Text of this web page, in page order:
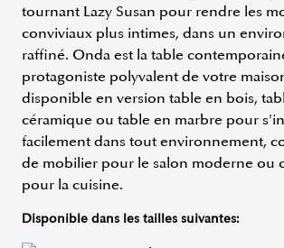
tournant Lazy Susan pour rendre les
conviviaux plus intimes, dans un
raffiné. Onda est la table
protagoniste polyvalent de votre
disponible en version table en bois,
céramique ou table en marbre pour
facilement dans tout environnement,
de mobilier pour le salon moderne ou
pour la cuisine.
Disponible dans les tailles suivantes: